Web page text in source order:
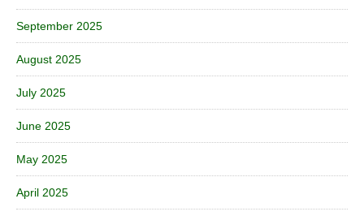
September 2025
August 2025
July 2025
June 2025
May 2025
April 2025